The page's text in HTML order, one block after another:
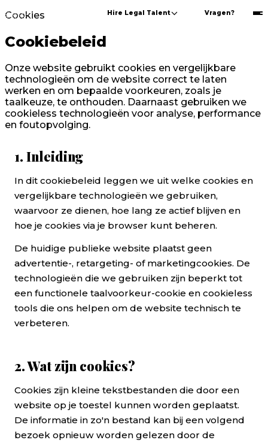
Hire Legal Talent Vragen?
Cookies
Cookiebeleid
Onze website gebruikt cookies en vergelijkbare
technologieën om de website correct te laten
werken en om bepaalde voorkeuren, zoals je
taalkeuze, te onthouden. Daarnaast gebruiken we
cookieless technologieën voor analyse, performance
en foutopvolging.
Cookiebeleid
1. Inleiding
In dit cookiebeleid leggen we uit welke cookies en
vergelijkbare technologieën we gebruiken,
waarvoor ze dienen, hoe lang ze actief blijven en
hoe je cookies via je browser kunt beheren.
De huidige publieke website plaatst geen
advertentie-, retargeting- of marketingcookies. De
technologieën die we gebruiken zijn beperkt tot
een functionele taalvoorkeur-cookie en cookieless
tools die ons helpen om de website technisch te
verbeteren.
2. Wat zijn cookies?
Cookies zijn kleine tekstbestanden die door een
website op je toestel kunnen worden geplaatst.
De informatie in zo'n bestand kan bij een volgend
bezoek opnieuw worden gelezen door de